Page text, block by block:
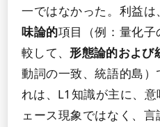
一ではなかった。利益は、
味論的項目（例：量化
較して、形態論的および
動詞の一致、統語的島
れは、L1知識が主に、
ェース現象ではなく、